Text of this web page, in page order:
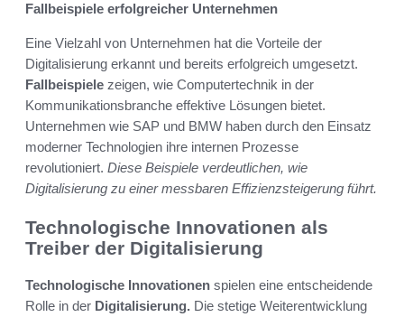
Fallbeispiele erfolgreicher Unternehmen
Eine Vielzahl von Unternehmen hat die Vorteile der
Digitalisierung erkannt und bereits erfolgreich umgesetzt.
Fallbeispiele zeigen, wie Computertechnik in der
Kommunikationsbranche effektive Lösungen bietet.
Unternehmen wie SAP und BMW haben durch den Einsatz
moderner Technologien ihre internen Prozesse
revolutioniert. Diese Beispiele verdeutlichen, wie
Digitalisierung zu einer messbaren Effizienzsteigerung führt.
Technologische Innovationen als
Treiber der Digitalisierung
Technologische Innovationen spielen eine entscheidende
Rolle in der Digitalisierung. Die stetige Weiterentwicklung